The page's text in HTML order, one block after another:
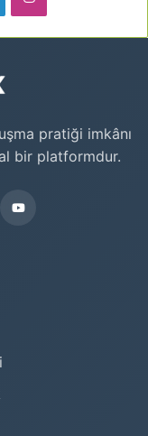
pratiği imkânı
bir platformdur.